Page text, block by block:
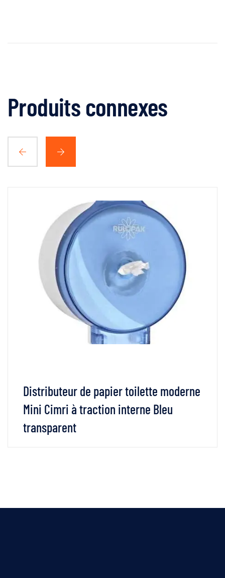
Produits connexes
Distributeur de papier toilette moderne
Mini Cimri à traction interne Bleu
transparent